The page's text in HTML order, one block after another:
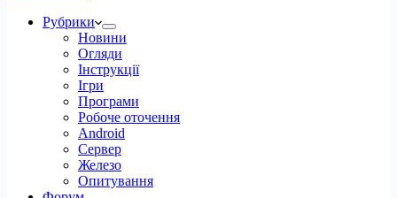
Рубрики
Новини
Огляди
Інструкції
Ігри
Програми
Робоче оточення
Android
Сервер
Железо
Опитування